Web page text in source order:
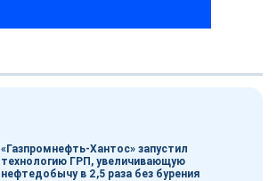
«Газпромнефть-Хантос» запустил
технологию ГРП, увеличивающую
нефтедобычу в 2,5 раза без бурения